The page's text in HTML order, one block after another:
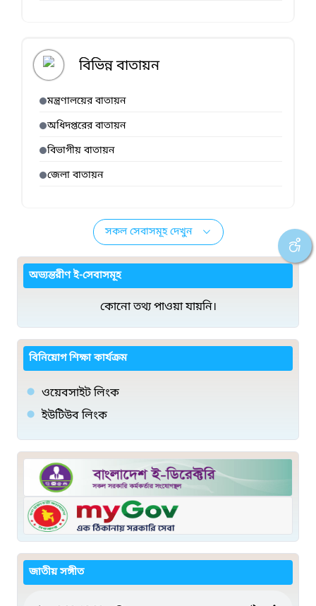
বিভিন্ন বাতায়ন
মন্ত্রণালয়ের বাতায়ন
অধিদপ্তরের বাতায়ন
বিভাগীয় বাতায়ন
জেলা বাতায়ন
সকল সেবাসমূহ দেখুন
অভ্যন্তরীণ ই-সেবাসমূহ
কোনো তথ্য পাওয়া যায়নি।
বিনিয়োগ শিক্ষা কার্যক্রম
ওয়েবসাইট লিংক
ইউটিউব লিংক
জাতীয় সঙ্গীত